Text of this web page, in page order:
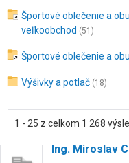
Športové oblečenie a
veľkoobchod (51)
Športové oblečenie a
Výšivky a potlač (18)
1 - 25 z celkom 1 268
Ing. Miroslav